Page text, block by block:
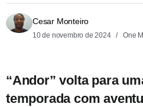
Cesar Monteiro
10 de novembro de 2024 One
“Andor” volta para
temporada com